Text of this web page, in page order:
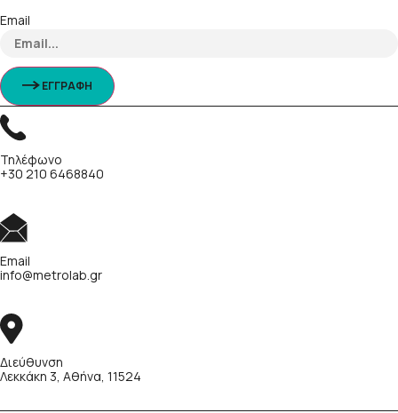
Email
ΕΓΓΡΑΦΗ
Τηλέφωνο
+30 210 6468840
Email
info@metrolab.gr
Διεύθυνση
Λεκκάκη 3, Αθήνα, 11524